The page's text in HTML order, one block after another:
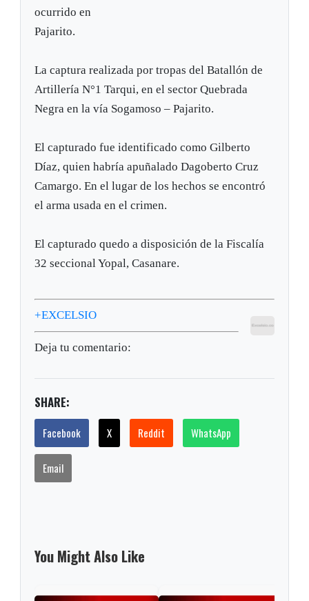
ocurrido en
Pajarito.
La captura realizada por tropas del Batallón de
Artillería N°1 Tarqui, en el sector Quebrada
Negra en la vía Sogamoso – Pajarito.
El capturado fue identificado como Gilberto
Díaz, quien habría apuñalado Dagoberto Cruz
Camargo. En el lugar de los hechos se encontró
el arma usada en el crimen.
El capturado quedo a disposición de la Fiscalía
32 seccional Yopal, Casanare.
+EXCELSIO
Deja tu comentario:
SHARE:
Facebook X Reddit WhatsApp
Email
You Might Also Like